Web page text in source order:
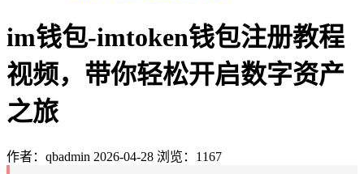
im钱包-imtoken钱包注册教程
视频，带你轻松开启数字资产
之旅
作者：qbadmin 2026-04-28 浏览：1167